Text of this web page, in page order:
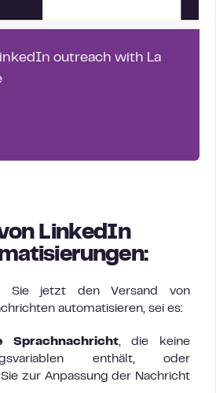
outreach with La
LinkedIn
Sie jetzt den Versand von
automatisieren, sei es:
Sprachnachricht, die keine
enthält, oder
zur Anpassung der Nachricht